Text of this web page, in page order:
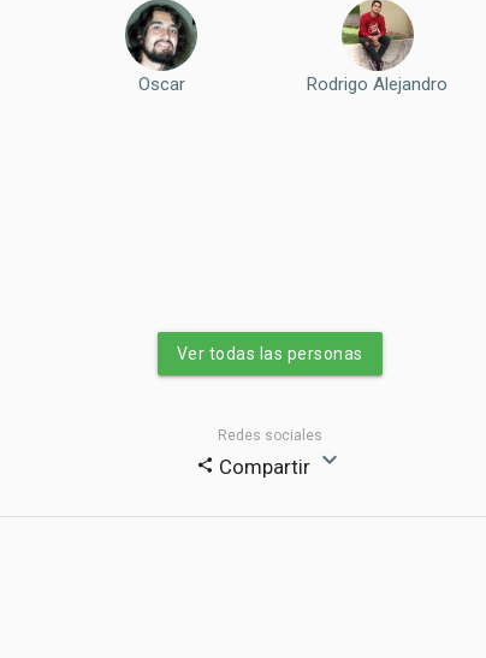
Oscar Rodrigo Alejandro
Ver todas las personas
Redes sociales
share Compartir expand_more